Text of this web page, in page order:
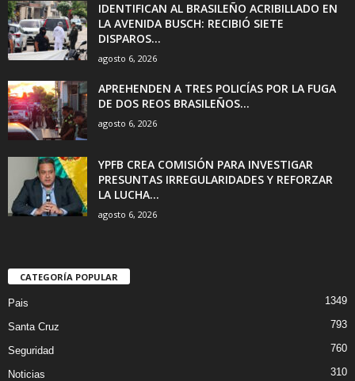
IDENTIFICAN AL BRASILEÑO ACRIBILLADO EN
LA AVENIDA BUSCH: RECIBIÓ SIETE
DISPAROS...
agosto 6, 2026
APREHENDEN A TRES POLICÍAS POR LA FUGA
DE DOS REOS BRASILEÑOS...
agosto 6, 2026
YPFB CREA COMISIÓN PARA INVESTIGAR
PRESUNTAS IRREGULARIDADES Y REFORZAR
LA LUCHA...
agosto 6, 2026
CATEGORÍA POPULAR
Pais 1349
Santa Cruz 793
Seguridad 760
Noticias 310